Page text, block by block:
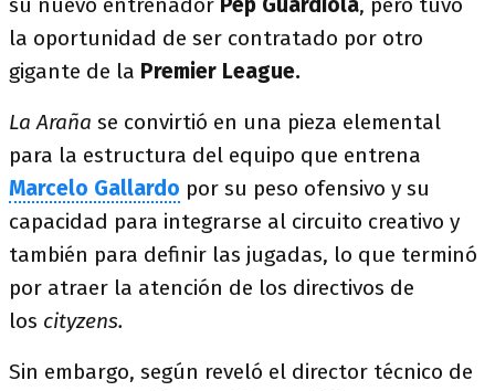
la oportunidad de ser contratado por otro
gigante de la Premier League.
La Araña se convirtió en una pieza elemental
para la estructura del equipo que entrena
Marcelo Gallardo por su peso ofensivo y su
capacidad para integrarse al circuito creativo y
también para definir las jugadas, lo que terminó
por atraer la atención de los directivos de
los cityzens.
Sin embargo, según reveló el director técnico de